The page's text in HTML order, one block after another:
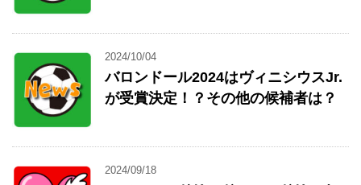
2024/10/04
バロンドール2024はヴィニシウスJr.
が受賞決定！？その他の候補者は？
2024/09/18